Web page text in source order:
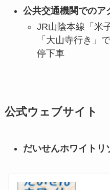
公共交通機関でのア
JR山陰本線「米
「大山寺行き」
停下車
公式ウェブサイト
だいせんホワイトリ